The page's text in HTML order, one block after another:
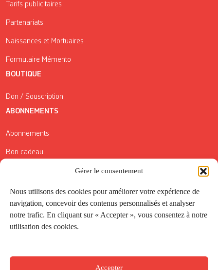
Gérer le consentement
Nous utilisons des cookies pour améliorer votre expérience de
navigation, concevoir des contenus personnalisés et analyser
notre trafic. En cliquant sur « Accepter », vous consentez à notre
utilisation des cookies.
Accepter
Tarifs publicitaires
Partenariats
Naissances et Mortuaires
Formulaire Mémento
BOUTIQUE
Don / Souscription
ABONNEMENTS
Abonnements
Bon cadeau
Conditions générales de vente
Réductions de la Carte Côté Courrier
Application